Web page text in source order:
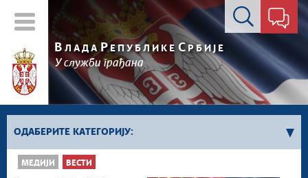
Контакт форма
В ЛАДА РЕПУБЛИКЕ СРБИЈЕ
У служби грађана
ОДАБЕРИТЕ КАТЕГОРИЈУ:
Влада Србије
МЕДИЈИ ВЕСТИ